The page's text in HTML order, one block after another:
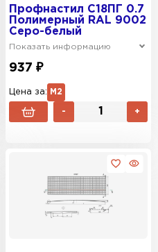
Профнастил C18ПГ 0.7
Полимерный RAL 9002
Серо-белый
Показать информацию
937 ₽
Цена за: М2
- +